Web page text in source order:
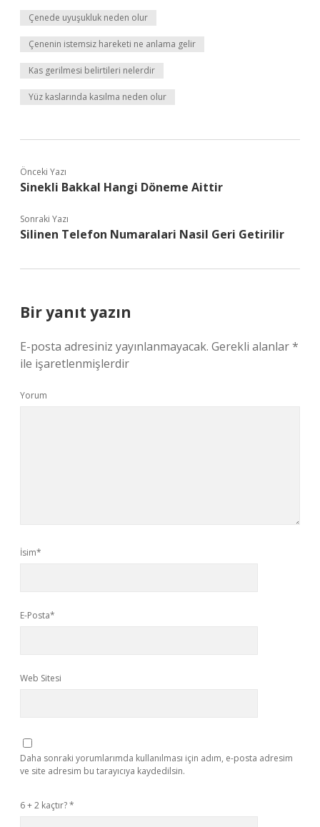
Çenede uyuşukluk neden olur
Çenenin istemsiz hareketi ne anlama gelir
Kas gerilmesi belirtileri nelerdir
Yüz kaslarında kasılma neden olur
Önceki Yazı
Sinekli Bakkal Hangi Döneme Aittir
Sonraki Yazı
Silinen Telefon Numaralari Nasil Geri Getirilir
Bir yanıt yazın
E-posta adresiniz yayınlanmayacak. Gerekli alanlar*
ile işaretlenmişlerdir
Yorum
İsim*
E-Posta*
Web Sitesi
Daha sonraki yorumlarımda kullanılması için adım, e-posta adresim
ve site adresim bu tarayıcıya kaydedilsin.
6 + 2 kaçtır?*